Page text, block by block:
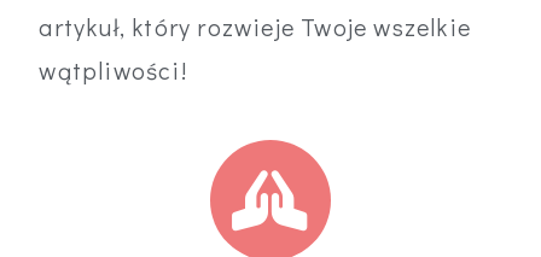
artykuł, który rozwieje Twoje wszelkie
wątpliwości!